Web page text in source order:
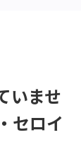
いませ
セロイ